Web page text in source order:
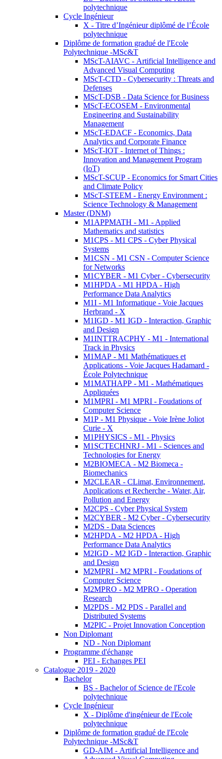
polytechnique
Cycle Ingénieur
X - Titre d’Ingénieur diplômé de l’École
polytechnique
Diplôme de formation gradué de l'Ecole
Polytechnique -MSc&T
MScT-AIAVC - Artificial Intelligence and
Advanced Visual Computing
MScT-CTD - Cybersecurity : Threats and
Defenses
MScT-DSB - Data Science for Business
MScT-ECOSEM - Environmental
Engineering and Sustainability
Management
MScT-EDACF - Economics, Data
Analytics and Corporate Finance
MScT-IOT - Internet of Things :
Innovation and Management Program
(IoT)
MScT-SCUP - Economics for Smart Cities
and Climate Policy
MScT-STEEM - Energy Environment :
Science Technology & Management
Master (DNM)
M1APPMATH - M1 - Applied
Mathematics and statistics
M1CPS - M1 CPS - Cyber Physical
Systems
M1CSN - M1 CSN - Computer Science
for Networks
M1CYBER - M1 Cyber - Cybersecurity
M1HPDA - M1 HPDA - High
Performance Data Analytics
M1I - M1 Informatique - Voie Jacques
Herbrand - X
M1IGD - M1 IGD - Interaction, Graphic
and Design
M1INTTRACPHY - M1 - International
Track in Physics
M1MAP - M1 Mathématiques et
Applications - Voie Jacques Hadamard -
École Polytechnique
M1MATHAPP - M1 - Mathématiques
Appliquées
M1MPRI - M1 MPRI - Foudations of
Computer Science
M1P - M1 Physique - Voie Irène Joliot
Curie - X
M1PHYSICS - M1 - Physics
M1SCTECHNRJ - M1 - Sciences and
Technologies for Energy
M2BIOMECA - M2 Biomeca -
Biomechanics
M2CLEAR - CLimat, Environnement,
Applications et Recherche - Water, Air,
Pollution and Energy
M2CPS - Cyber Physical System
M2CYBER - M2 Cyber - Cybersecurity
M2DS - Data Sciences
M2HPDA - M2 HPDA - High
Performance Data Analytics
M2IGD - M2 IGD - Interaction, Graphic
and Design
M2MPRI - M2 MPRI - Foudations of
Computer Science
M2MPRO - M2 MPRO - Operation
Research
M2PDS - M2 PDS - Parallel and
Distributed Systems
M2PIC - Projet Innovation Conception
Non Diplomant
ND - Non Diplomant
Programme d'échange
PEI - Echanges PEI
Catalogue 2019 - 2020
Bachelor
BS - Bachelor of Science de l'Ecole
polytechnique
Cycle Ingénieur
X - Diplôme d'ingénieur de l'Ecole
polytechnique
Diplôme de formation gradué de l'Ecole
Polytechnique -MSc&T
GD-AIM - Artificial Intelligence and